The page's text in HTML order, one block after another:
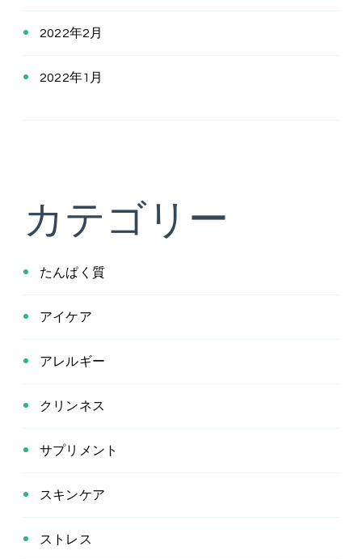
2022年2月
2022年1月
カテゴリー
たんぱく質
アイケア
アレルギー
クリンネス
サプリメント
スキンケア
ストレス